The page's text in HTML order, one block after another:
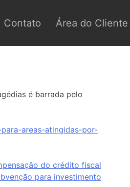
Contato Área do Cliente
é barrada pelo
areas-atingidas-por-
do crédito fiscal
para investimento